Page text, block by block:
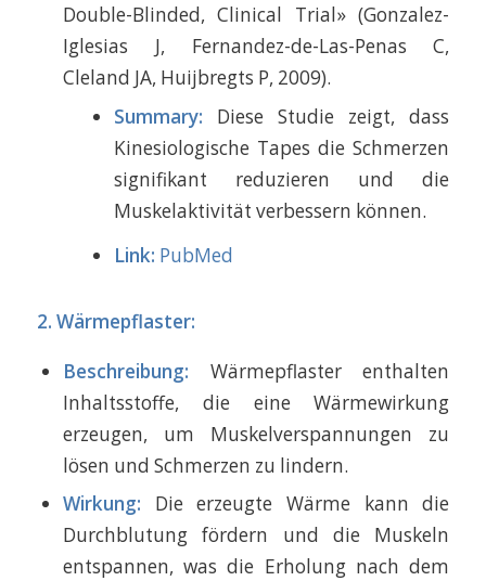
Double-Blinded, Clinical Trial» (Gonzalez-
Iglesias J, Fernandez-de-Las-Penas C,
Cleland JA, Huijbregts P, 2009).
Summary: Diese Studie zeigt, dass
Kinesiologische Tapes die Schmerzen
signifikant reduzieren und die
Muskelaktivität verbessern können.
Link: PubMed
2. Wärmepflaster:
Beschreibung: Wärmepflaster enthalten
Inhaltsstoffe, die eine Wärmewirkung
erzeugen, um Muskelverspannungen zu
lösen und Schmerzen zu lindern.
Wirkung: Die erzeugte Wärme kann die
Durchblutung fördern und die Muskeln
entspannen, was die Erholung nach dem